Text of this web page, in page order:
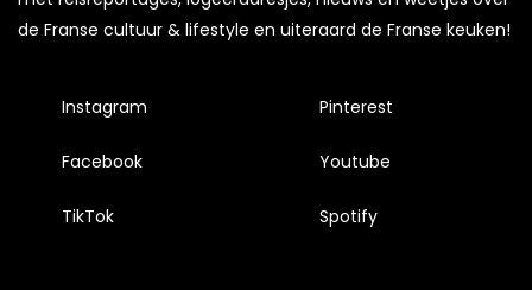
Merci!
de Franse cultuur & lifestyle en uiteraard de Franse keuken!
Instagram
Facebook
TikTok
Pinterest
Youtube
Spotify